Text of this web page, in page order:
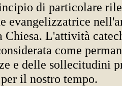
di particolare
evangelizzatrice
Chiesa. L'attività
come
e delle sollecitudini
il nostro tempo.